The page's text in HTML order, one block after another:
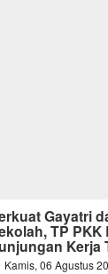
Gayatri
TP
Kerja
Kamis, 06 Agustus